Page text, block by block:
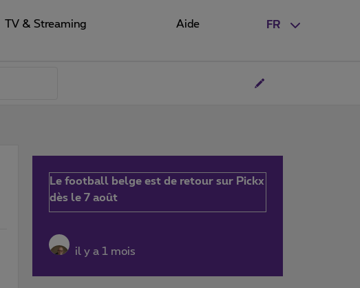
FR
TV & Streaming Aide
Le football belge est de retour sur Pickx
dès le 7 août
il y a 1 mois